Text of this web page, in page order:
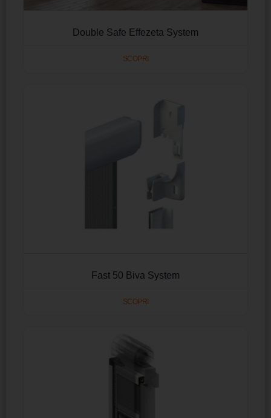
Double Safe Effezeta System
SCOPRI
Fast 50 Biva System
SCOPRI